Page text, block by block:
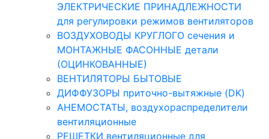
ЭЛЕКТРИЧЕСКИЕ ПРИНАДЛЕЖНОСТИ
для регулировки режимов вентиляторов
ВОЗДУХОВОДЫ КРУГЛОГО сечения и
МОНТАЖНЫЕ ФАСОННЫЕ детали
(ОЦИНКОВАННЫЕ)
ВЕНТИЛЯТОРЫ БЫТОВЫЕ
ДИФФУЗОРЫ приточно-вытяжные (DK)
АНЕМОСТАТЫ, воздухораспределители
вентиляционные
РЕШЕТКИ вентиляционные для